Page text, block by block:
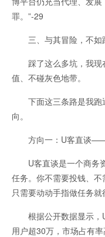
罪。”-29
三、与其冒险，不如
踩了这么多坑，我现
值、不碰灰色地带。
下面这三条路是我跑
向。
方向一：U客直谈——
U客直谈是一个商务
任务。你不需要投钱、不
只需要动动手指做任务就
根据公开数据显示，
用户超30万，市场占有